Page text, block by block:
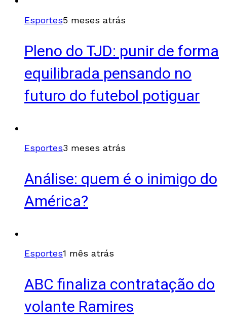
Esportes5 meses atrás
Pleno do TJD: punir de forma
equilibrada pensando no
futuro do futebol potiguar
Esportes3 meses atrás
Análise: quem é o inimigo do
América?
Esportes1 mês atrás
ABC finaliza contratação do
volante Ramires